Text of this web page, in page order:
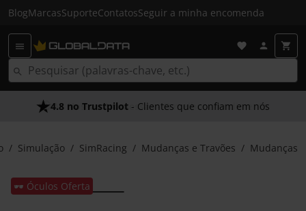
BlogMarcasSuporteContatosSeguir a minha encomenda
4.8 no Trustpilot - Clientes que confiam em nós
Simulação SimRacing Mudanças e Travões Mudanças
🕶️ Óculos Oferta